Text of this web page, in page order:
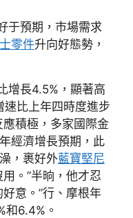
于預期，市場需求
零件升向好態勢，
增長4.5%，顯著高
比上年四時度進步
積極，多家國際金
經濟增長預期，此
，裹好外藍寶堅尼
。”半晌，他才忍
意。”行、摩根年
和6.4%。